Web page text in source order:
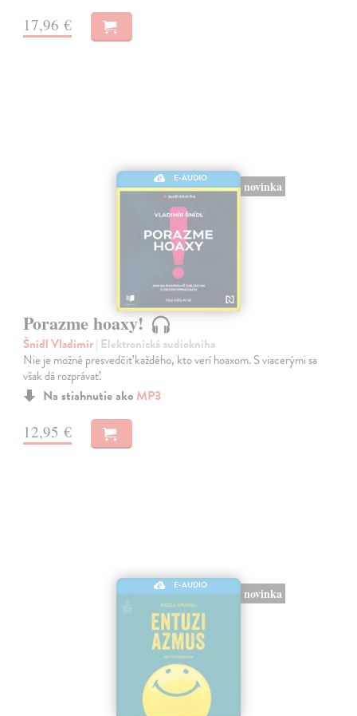
17,96 €
E-AUDIO
novinka
Porazme hoaxy!
Šnídl Vladimír| Elektronická audiokniha
Nie je možné presvedčiť každého, kto verí hoaxom. S viacerými sa
však dá rozprávať.
Na stiahnutie ako MP3
12,95 €
E-AUDIO
novinka